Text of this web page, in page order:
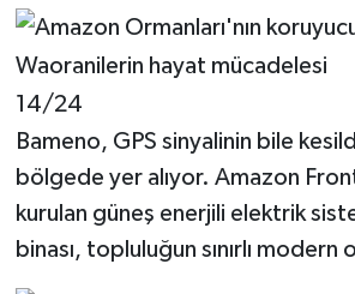
14/24
Bameno, GPS sinyalinin bile
bölgede yer alıyor. Amazon
kurulan güneş enerjili elektrik
binası, topluluğun sınırlı modern